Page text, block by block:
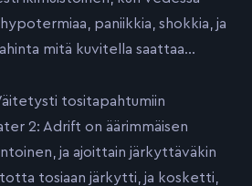
paniikkia, shokkia, ja
mitä kuvitella saattaa…
tositapahtumiin
2: Adrift on äärimmäisen
ja ajoittain järkyttäväkin
tosiaan järkytti, ja kosketti,